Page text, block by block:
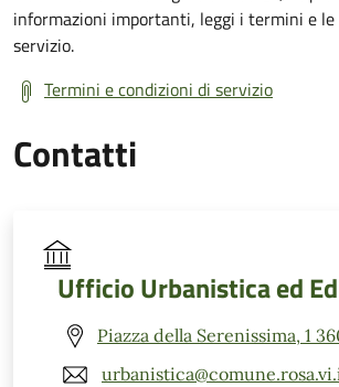
informazioni importanti, leggi i termini e le
servizio.
Termini e condizioni di servizio
Contatti
Ufficio Urbanistica ed
Piazza della Serenissima, 1